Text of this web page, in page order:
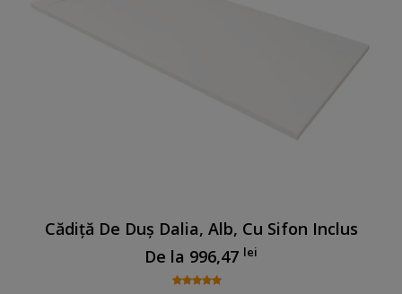
Cădiță De Duș Dalia, Alb, Cu Sifon Inclus
De la 996,47 lei